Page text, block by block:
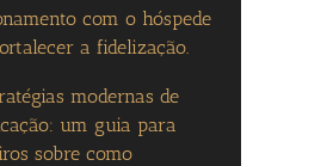
com o hóspede
a fidelização.
modernas de
um guia para
sobre como